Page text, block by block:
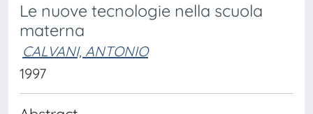
Le nuove tecnologie nella scuola
materna
CALVANI, ANTONIO
1997